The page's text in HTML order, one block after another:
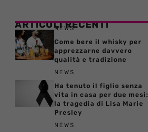
ARTICOLI RECENTI
NEWS
Come bere il whisky per
apprezzarne davvero
qualità e tradizione
NEWS
Ha tenuto il figlio senza
vita in casa per due mesi:
la tragedia di Lisa Marie
Presley
NEWS